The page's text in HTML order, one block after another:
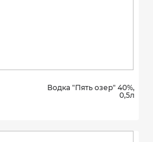
Водка "Пять озер" 40%,
0,5л